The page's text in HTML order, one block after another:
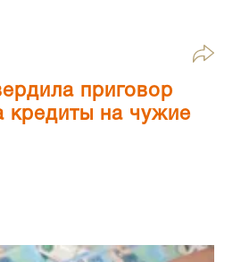
приговор
кредиты на чужие